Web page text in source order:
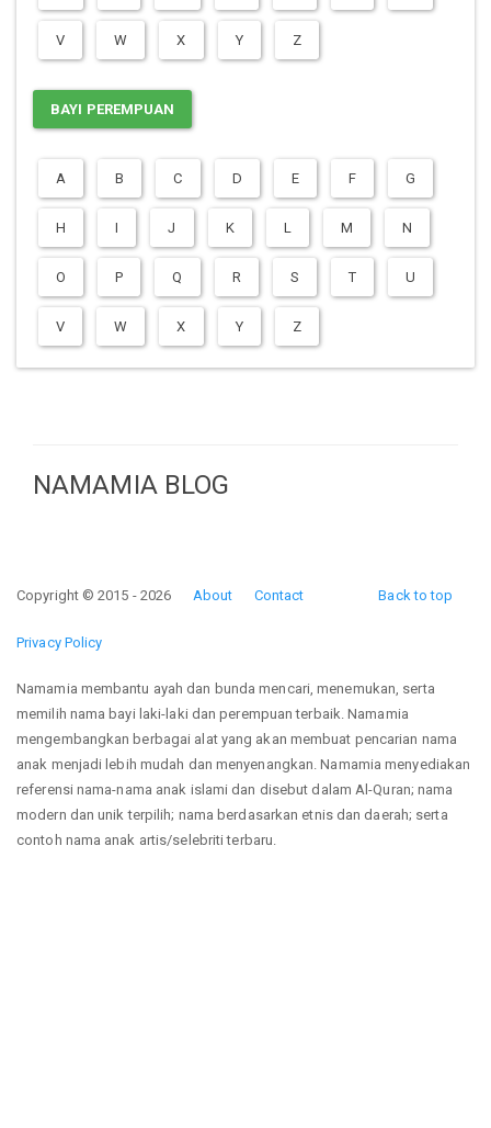
V W X Y Z
BAYI PEREMPUAN
A B C D E F G
H I J K L M N
O P Q R S T U
V W X Y Z
NAMAMIA BLOG
Back to top
Copyright © 2015 - 2026 About Contact
Privacy Policy
Namamia membantu ayah dan bunda mencari, menemukan, serta
memilih nama bayi laki-laki dan perempuan terbaik. Namamia
mengembangkan berbagai alat yang akan membuat pencarian nama
anak menjadi lebih mudah dan menyenangkan. Namamia menyediakan
referensi nama-nama anak islami dan disebut dalam Al-Quran; nama
modern dan unik terpilih; nama berdasarkan etnis dan daerah; serta
contoh nama anak artis/selebriti terbaru.